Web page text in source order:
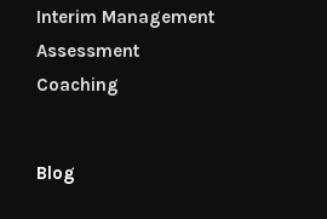
Interim Management
Assessment
Coaching
Blog